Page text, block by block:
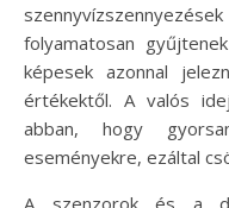
folyamatosan
képesek azonnal
értékektől. A valós
abban, hogy
eseményekre, ezáltal
A szenzorok és a